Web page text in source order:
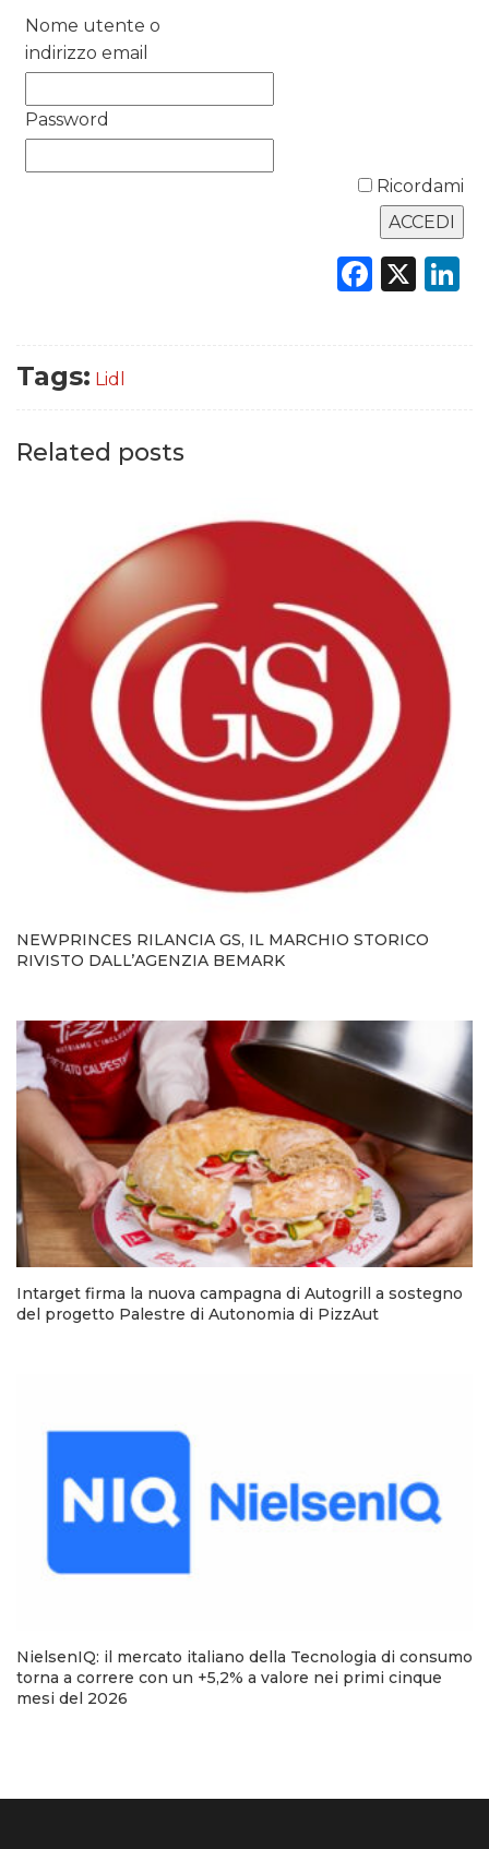
TREND
OPINIONI
Nome utente o
indirizzo email
Password
Ricordami
X
Tags: Lidl
Related posts
NEWPRINCES RILANCIA GS, IL MARCHIO STORICO
RIVISTO DALL’AGENZIA BEMARK
Intarget firma la nuova campagna di Autogrill a sostegno
del progetto Palestre di Autonomia di PizzAut
NielsenIQ: il mercato italiano della Tecnologia di consumo
torna a correre con un +5,2% a valore nei primi cinque
mesi del 2026